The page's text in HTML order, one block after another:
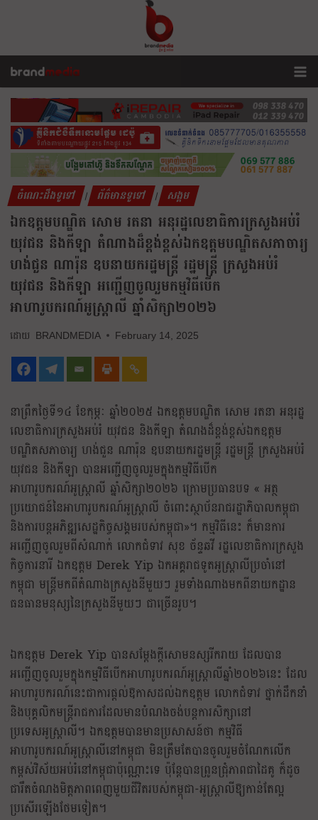
ចំណេះដឹងទូទៅ | ព័ត៌មានទូទៅ | សង្គម
ឯកឧត្តមបណ្ឌិត សោម រតនា អនុរដ្ឋលេខាធិការក្រសួងអប់រំ
យុវជន និងកីឡា តំណាងដ៏ខ្ពង់ខ្ពស់ឯកឧត្តមបណ្ឌិតសភាចារ្យ
ហង់ជួន ណារ៉ុន ឧបនាយករដ្ឋមន្ត្រី រដ្ឋមន្ត្រី ក្រសួងអប់រំ
យុវជន និងកីឡា អញ្ជើញចូលរួមកម្មវិធីបើក
អាហារូបករណ៍អូស្ត្រាលី ឆ្នាំសិក្សា២០២៦
BRANDMEDIA February 14, 2025
នាព្រឹកថ្ងៃទី១៤ ខែកុម្ភៈ ឆ្នាំ២០២៥ ឯកឧត្តមបណ្ឌិត សោម រតនា អនុរដ្ឋ
លេខាធិការក្រសួងអប់រំ យុវជន និងកីឡា តំណងដ៏ខ្ពង់ខ្ពស់ឯកឧត្តម
បណ្ឌិតសភាចារ្យ ហង់ជួន ណារ៉ុន ឧបនាយករដ្ឋមន្ត្រី រដ្ឋមន្ត្រី ក្រសួងអប់រំ
យុវជន និងកីឡា បានអញ្ជើញចូលរួមក្នុងកម្មវិធីបើក
អាហារូបករណ៍អូស្ត្រាលី ឆ្នាំសិក្សា២០២៦ ក្រោមប្រធានបទ « អត្ថ
ប្រយោជន៍នៃអាហារូបករណ៍អូស្ត្រាលី ចំពោះស្ថាប័នរាជរដ្ឋាភិបាលកម្ពុជា
និងការបន្តអភិឌ្ឍសេដ្ឋកិច្ចសង្គមរបស់កម្ពុជា»។ កម្មវិធីនេះ ក៏មានការ
អញ្ជើញចូលរួមពីសំណាក់ លោកជំទាវ សុខ ច័ន្ទឆវី រដ្ឋលេខាធិការក្រសួង
កិច្ចការនារី ឯកឧត្តម Derek Yip ឯកអគ្គរាជទូតអូស្ត្រាលីប្រចាំនៅ
កម្ពុជា មន្ត្រីមកពីតំណាងក្រសួងនីមួយៗ រួមទាំងណាងមកពីនាយកដ្ឋាន
ធនធានមនុស្សនៃក្រសួងនីមួយៗ ជាច្រើនរូប។
ឯកឧត្តម Derek Yip បានសម្ដែងក្ដីសោមនស្សរីករាយ ដែលបាន
អញ្ជើញចូលរួមក្នុងកម្មវិធីបើកអាហារូបករណ៍អូស្ត្រាលីឆ្នាំ២០២៦នេះ ដែល
អាហារូបករណ៍នេះជាការផ្ដល់ឱកាសដល់ឯកឧត្តម លោកជំទាវ ថ្នាក់ដឹកនាំ
និងបុគ្គលិកមន្ត្រីរាជការដែលមានបំណងចង់បន្តការសិក្សានៅ
ប្រទេសអូស្ត្រាលី។ ឯកឧត្តមបានមានប្រសាសន៍ថា កម្មវិធី
អាហារូបករណ៍អូស្ត្រាលីនៅកម្ពុជា មិនត្រឹមតែបានចូលរួមចំណែកលើក
កម្ពស់វិស័យអប់រំនៅកម្ពុជាប៉ុណ្ណោះទេ ប៉ុន្តែបានព្រូនជ្រុំភាពជាដៃគូ ក៏ដូច
ជារឹតចំណងមិត្តភាពពេញមួយជីវិតរបស់កម្ពុជា-អូស្ត្រាលីឱ្យកាន់តែល្អ
ប្រសើរឡើងថែមទៀត។